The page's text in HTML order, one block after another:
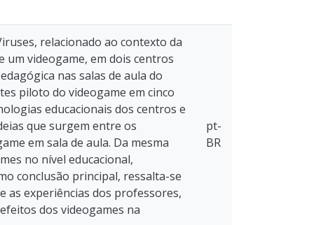
relacionado ao contexto da
um videogame, em dois centros
nas salas de aula do
piloto do videogame em cinco
educacionais dos centros e
que surgem entre os
em sala de aula. Da mesma
no nível educacional,
conclusão principal, ressalta-se
as experiências dos professores,
dos videogames na
pt-
BR